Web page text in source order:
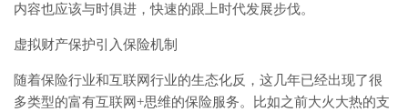
内容也应该与时俱进，快速的跟上时代发展步伐。
虚拟财产保护引入保险机制
随着保险行业和互联网行业的生态化反，这几年已经出现了很
多类型的富有互联网+思维的保险服务。比如之前大火大热的支